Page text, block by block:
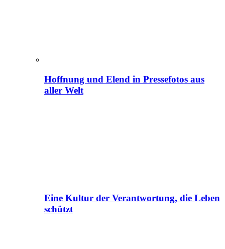
Hoffnung und Elend in Pressefotos aus
aller Welt
Eine Kultur der Verantwortung, die Leben
schützt